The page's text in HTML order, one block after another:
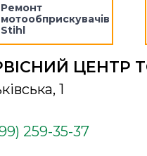
Ремонт
мотообприскувачів
Stihl
ЦЕНТР
1
259-35-37